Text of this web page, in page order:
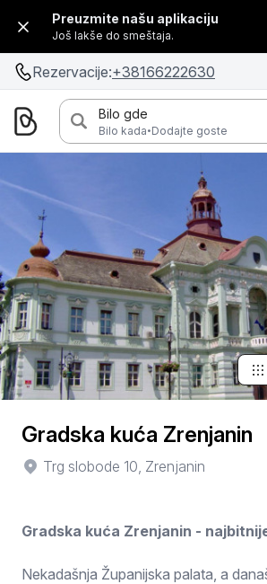
Preuzmite našu aplikaciju
Još lakše do smeštaja.
Rezervacije:+38166222630
Bilo gde
Bilo kada·Dodajte goste
Gradska kuća Zrenjanin
Trg slobode 10, Zrenjanin
Gradska kuća Zrenjanin -
Nekadašnja Županijska palata, a